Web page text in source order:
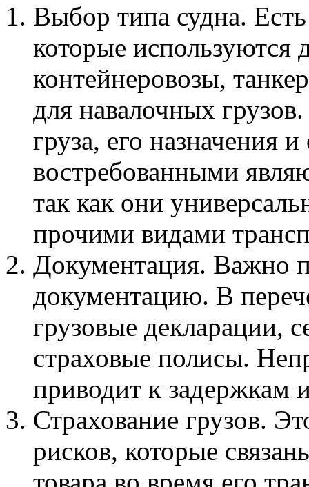
Выбор типа судна.
которые используются
контейнеровозы,
для навалочных
груза, его назначения
востребованными
так как они
прочими видами
Документация. Важно
документацию. В
грузовые декларации,
страховые полисы.
приводит к задержкам
Страхование грузов.
рисков, которые